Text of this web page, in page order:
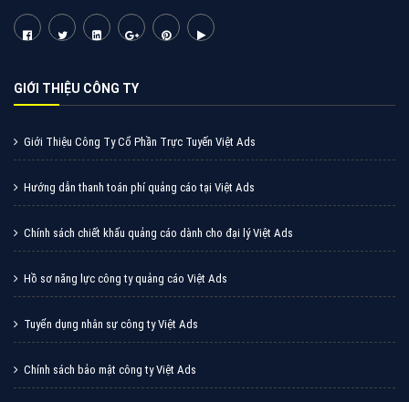
GIỚI THIỆU CÔNG TY
Giới Thiệu Công Ty Cổ Phần Trực Tuyến Việt Ads
Hướng dẫn thanh toán phí quảng cáo tại Việt Ads
Chính sách chiết khấu quảng cáo dành cho đại lý Việt Ads
Hồ sơ năng lực công ty quảng cáo Việt Ads
Tuyển dụng nhân sự công ty Việt Ads
Chính sách bảo mật công ty Việt Ads